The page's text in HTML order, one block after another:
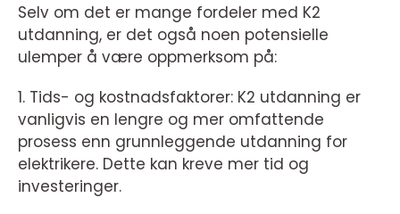
Selv om det er mange fordeler med K2
utdanning, er det også noen potensielle
ulemper å være oppmerksom på:
1. Tids- og kostnadsfaktorer: K2 utdanning er
vanligvis en lengre og mer omfattende
prosess enn grunnleggende utdanning for
elektrikere. Dette kan kreve mer tid og
investeringer.